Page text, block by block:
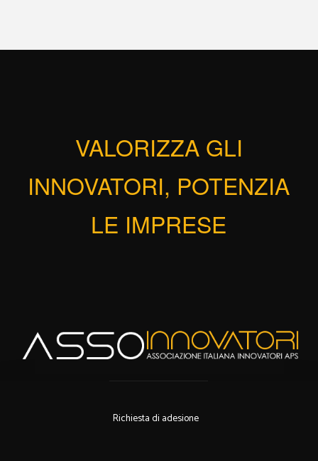
VALORIZZA GLI
INNOVATORI, POTENZIA
LE IMPRESE
Richiesta di adesione